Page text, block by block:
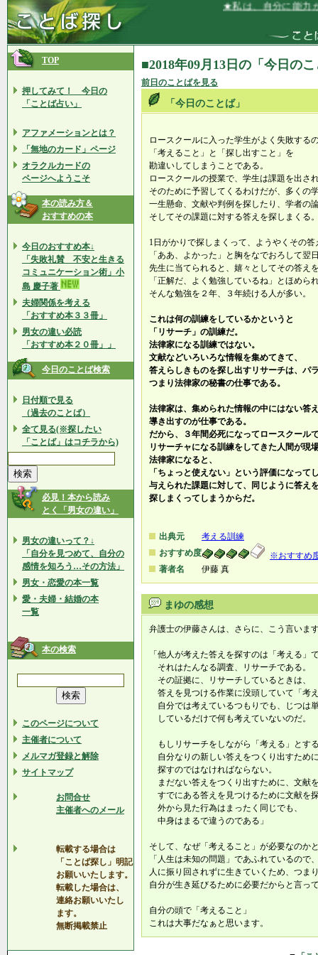
★私は、自分に能力が
TOP
押してみて！ 今日の
「ことば占い」
アファメーションとは？
「無地のカード」ページ
オラクルカードの
ページへようこそ
本の読み方＆
おすすめの本
今日のおすすめ本↓
「失敗礼賛 不安と生きる
コミュニケーション術」小
島 慶子著
夫婦関係を考える
「おすすめ本３３冊」
男女の違い必読
「おすすめ本２０冊」」
今日のことば検索
日付順で見る
（過去のことば）
全て見る(※探したい
「ことば」はコチラから)
必見！本から読み
とく「男女の違い」
男女の違いって？↓
「自分を見つめて、自分の
感情を知ろう…その方法」
男女・恋愛の本一覧
愛・夫婦・結婚の本
一覧
本の検索
このページについて
主催者について
メルマガ登録と解除
サイトマップ
お問合せ
主催者へのメール
転載する場合は
「ことば探し」明記
お願いいたします。
転載した場合は、
連絡お願いいたし
ます。
無断掲載禁止
■2018年09月13日の「今日の
前日のことばを見る
「今日のことば」
ロースクールに入った学生がよく失敗する
「考えること」と「探し出すこと」を
勘違いしてしまうことである。
ロースクールの授業で、学生は課題を出さ
そのために予習してくるわけだが、多くの
一生懸命、文献や判例を探したり、学者の
そしてその課題に対する答えを探しまくる
1日がかりで探しまくって、ようやくその
「ああ、よかった」と胸をなでおろして翌
先生に当てられると、嬉々としてその答え
「正解だ、よく勉強しているね」とほめら
そんな勉強を２年、３年続ける人が多い。
これは何の訓練をしているかというと
「リサーチ」の訓練だ。
法律家になる訓練ではない。
文献などいろいろな情報を集めてきて、
答えらしきものを探し出すリサーチは、パ
つまり法律家の秘書の仕事である。
法律家は、集められた情報の中にはない答
導き出すのが仕事である。
だから、３年間必死になってロースクール
リサーチャになる訓練をしてきた人間が現
法律家になると、
「ちょっと使えない」という評価になって
与えられた課題に対して、同じように答え
探しまくってしまうからだ。
出典元
考える訓練
おすすめ度
※おすすめ
著者名
伊藤 真
まゆの感想
弁護士の伊藤さんは、さらに、こう言いま
「他人が考えた答えを探すのは「考える」
それはたんなる調査、リサーチである。
その証拠に、リサーチしているときは、
答えを見つける作業に没頭していて「考
自分では考えているつもりでも、じつは
しているだけで何も考えていないのだ。
もしリサーチをしながら「考える」とす
自分なりの新しい答えをつくり出すため
探すのではなければならない。
まだない答えをつくり出すために、文献
すでにある答えを見つけるために文献を
外から見た行為はまったく同じでも、
中身はまるで違うのである」
そして、なぜ「考えること」が必要なのか
「人生は未知の問題」であふれているので
人に振り回されずに生きていくため、つま
自分が生き延びるために必要だからと言っ
自分の頭で「考えること」
これは大事だなぁと思います。